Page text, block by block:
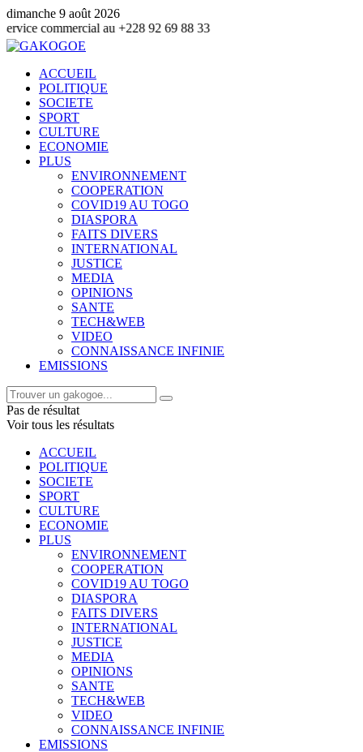
dimanche 9 août 2026
au +228 92 69 88 33
ACCUEIL
POLITIQUE
SOCIETE
SPORT
CULTURE
ECONOMIE
PLUS
ENVIRONNEMENT
COOPERATION
COVID19 AU TOGO
DIASPORA
FAITS DIVERS
INTERNATIONAL
JUSTICE
MEDIA
OPINIONS
SANTE
TECH&WEB
VIDEO
CONNAISSANCE INFINIE
EMISSIONS
Pas de résultat
Voir tous les résultats
ACCUEIL
POLITIQUE
SOCIETE
SPORT
CULTURE
ECONOMIE
PLUS
ENVIRONNEMENT
COOPERATION
COVID19 AU TOGO
DIASPORA
FAITS DIVERS
INTERNATIONAL
JUSTICE
MEDIA
OPINIONS
SANTE
TECH&WEB
VIDEO
CONNAISSANCE INFINIE
EMISSIONS